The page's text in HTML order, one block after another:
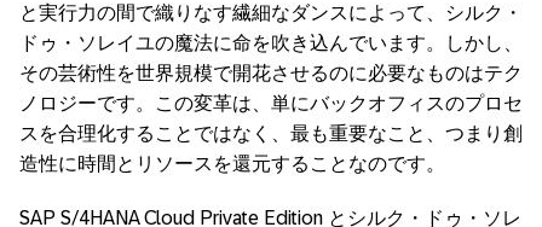
と実行力の間で織りなす繊細なダンスによって、シルク・
ドゥ・ソレイユの魔法に命を吹き込んでいます。しかし、
その芸術性を世界規模で開花させるのに必要なものはテク
ノロジーです。この変革は、単にバックオフィスのプロセ
スを合理化することではなく、最も重要なこと、つまり創
造性に時間とリソースを還元することなのです。
SAP S/4HANA Cloud Private Edition とシルク・ドゥ・ソレ